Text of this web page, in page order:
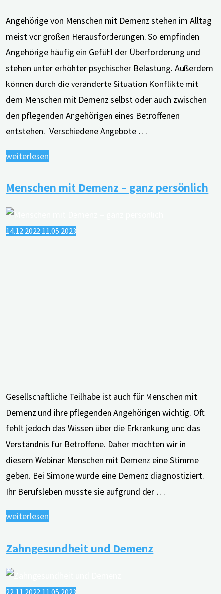
Angehörige von Menschen mit Demenz stehen im Alltag
meist vor großen Herausforderungen. So empfinden
Angehörige häufig ein Gefühl der Überforderung und
stehen unter erhöhter psychischer Belastung. Außerdem
können durch die veränderte Situation Konflikte mit
dem Menschen mit Demenz selbst oder auch zwischen
den pflegenden Angehörigen eines Betroffenen
entstehen. Verschiedene Angebote …
weiterlesen
über
pflegende
Menschen mit Demenz ­– ganz persönlich
14.12.2022 11.05.2023
Gesellschaftliche Teilhabe ist auch für Menschen mit
Demenz und ihre pflegenden Angehörigen wichtig. Oft
fehlt jedoch das Wissen über die Erkrankung und das
Verständnis für Betroffene. Daher möchten wir in
diesem Webinar Menschen mit Demenz eine Stimme
geben. Bei Simone wurde eine Demenz diagnostiziert.
Ihr Berufsleben musste sie aufgrund der …
weiterlesen
Demenz
Zahngesundheit und Demenz
22.11.2022 11.05.2023